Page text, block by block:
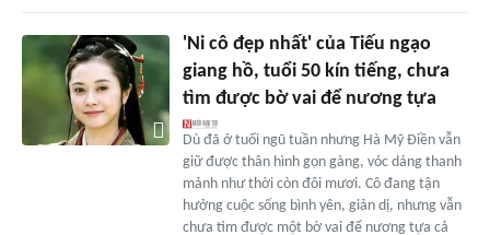
'Ni cô đẹp nhất' của Tiếu ngạo
giang hồ, tuổi 50 kín tiếng, chưa
tìm được bờ vai để nương tựa
Dù đã ở tuổi ngũ tuần nhưng Hà Mỹ Điền vẫn
giữ được thân hình gọn gàng, vóc dáng thanh
mảnh như thời còn đôi mươi. Cô đang tận
hưởng cuộc sống bình yên, giản dị, nhưng vẫn
chưa tìm được một bờ vai để nương tựa cả